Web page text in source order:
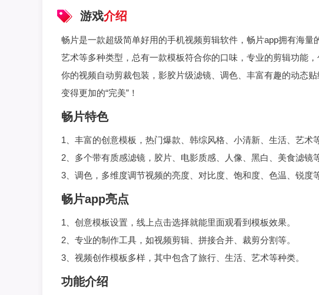
游戏介绍
畅片是一款超级简单好用的手机视频剪辑软件，畅片app拥有海量
艺术等多种类型，总有一款模板符合你的口味，专业的剪辑功能
你的视频自动剪裁包装，影胶片级滤镜、调色、丰富有趣的动态
变得更加的“完美”！
畅片特色
1、丰富的创意模板，热门爆款、韩综风格、小清新、生活、艺术等
2、多个带有质感滤镜，胶片、电影质感、人像、黑白、美食滤镜等
3、调色，多维度调节视频的亮度、对比度、饱和度、色温、锐度等
畅片app亮点
1、创意模板设置，线上点击选择就能里面观看到模板效果。
2、专业的制作工具，如视频剪辑、拼接合并、裁剪分割等。
3、视频创作模板多样，其中包含了旅行、生活、艺术等种类。
功能介绍